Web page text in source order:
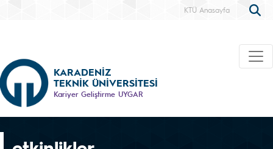
KTÜ Anasayfa
KARADENİZ
TEKNİK ÜNİVERSİTESİ
Kariyer Geliştirme UYGAR